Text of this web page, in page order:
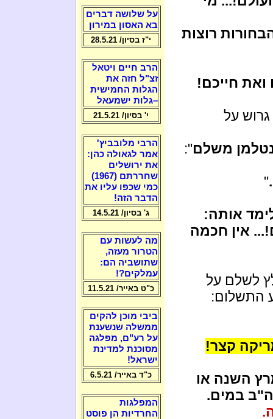
רוצות
חייכם!
על
משלם":
"
אותה:
אין חכמה
לשלם על
התשלום:
קצר!
ויוחלט האם ב-17 למרץ השנה או
על שלושה דברים
בא האסון במירון
י"ז בסיון/ 28.5.21
הרב חיים ויטאל
זצ"ל חזה את
הגלות החמישית
–גלות ישמעאל
י' בסיון/ 21.5.21
הרבי מלובביץ'
אמר לגאולה כהן:
את ירושלים
שחררתם (1967)
כמי שכפו עליו את
הדבר הזה!
ג' בסיון/ 14.5.21
מה לעשות עם
הטרור מעזה,
שתושביה הם:
עמלקים?!
כ"ט באייר/ 11.5.21
ביבי מוכן להקים
ממשלה שנשענת
על רע"ם, מפלגה
מסוכנת למדינת
ישראל!
כ"ד באייר/ 6.5.21
המפלגות
החרדיות הן פוסט